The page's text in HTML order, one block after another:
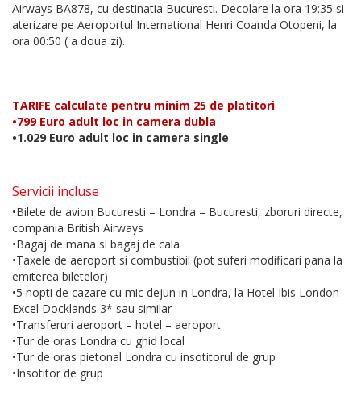
Airways BA878, cu destinatia Bucuresti. Decolare la ora 19:35 si
aterizare pe Aeroportul International Henri Coanda Otopeni, la
ora 00:50 ( a doua zi).
TARIFE calculate pentru minim 25 de platitori
•799 Euro adult loc in camera dubla
•1.029 Euro adult loc in camera single
Servicii incluse
•Bilete de avion Bucuresti – Londra – Bucuresti, zboruri directe,
compania British Airways
•Bagaj de mana si bagaj de cala
•Taxele de aeroport si combustibil (pot suferi modificari pana la
emiterea biletelor)
•5 nopti de cazare cu mic dejun in Londra, la Hotel Ibis London
Excel Docklands 3* sau similar
•Transferuri aeroport – hotel – aeroport
•Tur de oras Londra cu ghid local
•Tur de oras pietonal Londra cu insotitorul de grup
•Insotitor de grup